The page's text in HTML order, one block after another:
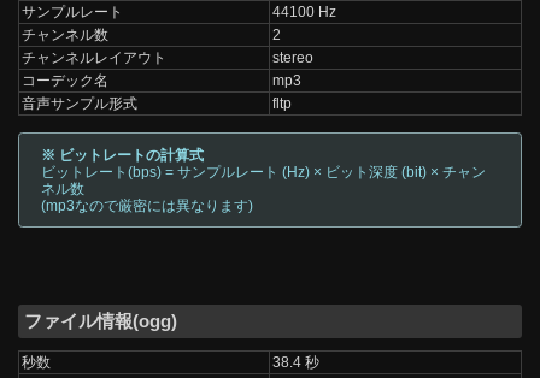
サンプルレート
44100 Hz
チャンネル数
2
チャンネルレイアウト
stereo
コーデック名
mp3
音声サンプル形式
fltp
※ ビットレートの計算式
ビットレート(bps) = サンプルレート (Hz) × ビット深度 (bit) × チャン
ネル数
(mp3なので厳密には異なります)
ファイル情報(ogg)
秒数
38.4 秒